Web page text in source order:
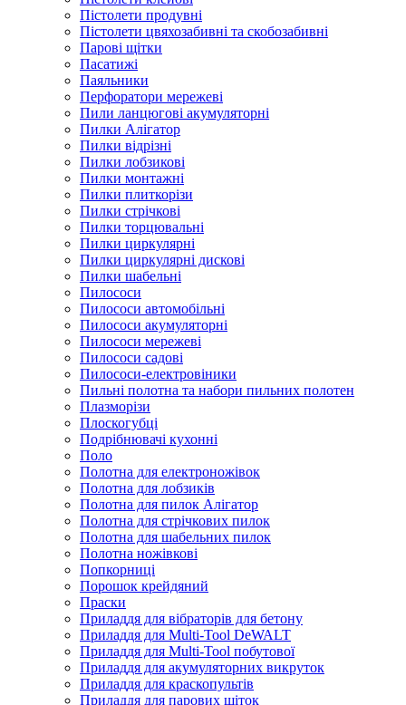
Пістолети продувні
Пістолети цвяхозабивні та скобозабивні
Парові щітки
Пасатижі
Паяльники
Перфоратори мережеві
Пили ланцюгові акумуляторні
Пилки Алігатор
Пилки відрізні
Пилки лобзикові
Пилки монтажні
Пилки плиткорізи
Пилки стрічкові
Пилки торцювальні
Пилки циркулярні
Пилки циркулярні дискові
Пилки шабельні
Пилососи
Пилососи автомобільні
Пилососи акумуляторні
Пилососи мережеві
Пилососи садові
Пилососи-електровіники
Пильні полотна та набори пильних полотен
Плазморізи
Плоскогубці
Подрібнювачі кухонні
Поло
Полотна для електроножівок
Полотна для лобзиків
Полотна для пилок Алігатор
Полотна для стрічкових пилок
Полотна для шабельних пилок
Полотна ножівкові
Попкорниці
Порошок крейдяний
Праски
Приладдя для вібраторів для бетону
Приладдя для Multi-Tool DeWALT
Приладдя для Multi-Tool побутової
Приладдя для акумуляторних викруток
Приладдя для краскопультів
Приладдя для парових щіток